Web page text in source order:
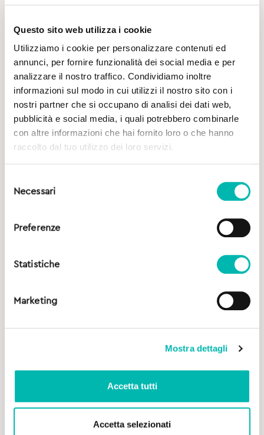
Questo sito web utilizza i cookie
Utilizziamo i cookie per personalizzare contenuti ed
annunci, per fornire funzionalità dei social media e per
analizzare il nostro traffico. Condividiamo inoltre
informazioni sul modo in cui utilizzi il nostro sito con i
nostri partner che si occupano di analisi dei dati web,
pubblicità e social media, i quali potrebbero combinarle
con altre informazioni che hai fornito loro o che hanno
raccolto dal tuo utilizzo dei loro servizi.
delNecessari
Preferenze
Statistiche
Marketing
Mostra dettagli
Accetta tutti
Accetta selezionati
Potrebbe Interessarti